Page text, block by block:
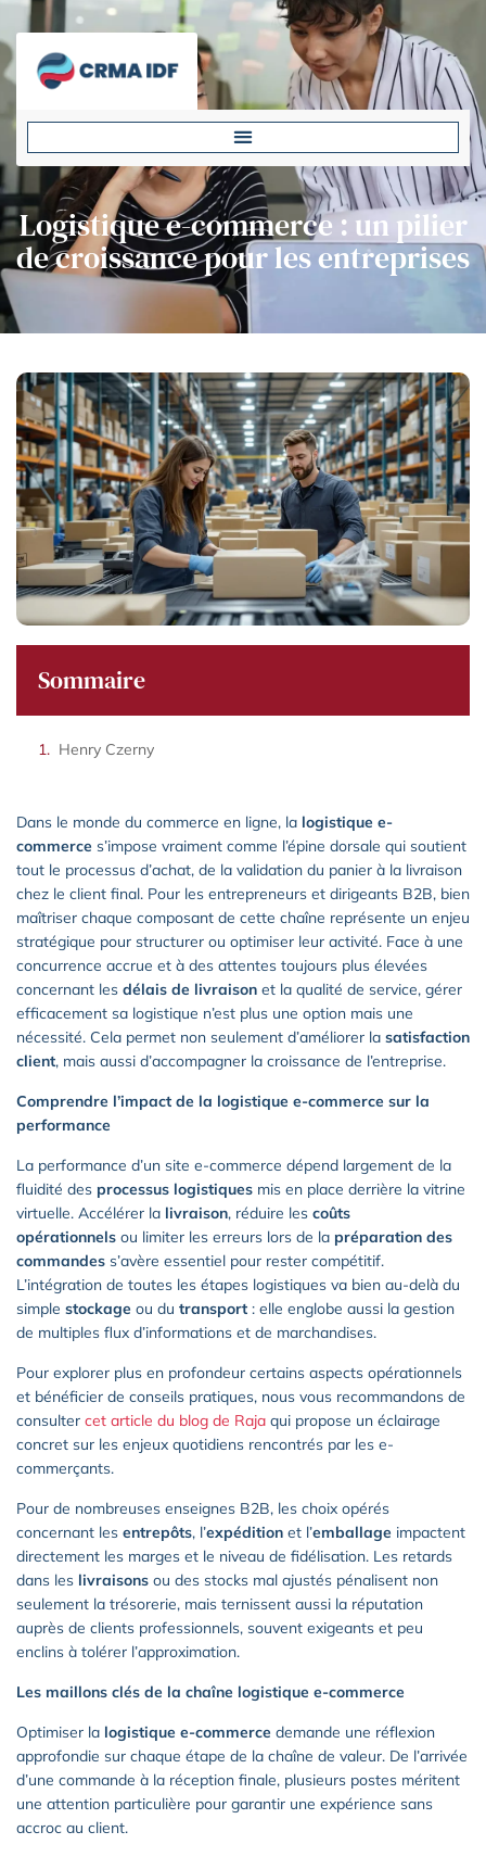
Logistique e-commerce : un pilier
de croissance pour les entreprises
Sommaire
Henry Czerny
Dans le monde du commerce en ligne, la logistique e-
commerce s’impose vraiment comme l’épine dorsale qui soutient
tout le processus d’achat, de la validation du panier à la livraison
chez le client final. Pour les entrepreneurs et dirigeants B2B, bien
maîtriser chaque composant de cette chaîne représente un enjeu
stratégique pour structurer ou optimiser leur activité. Face à une
concurrence accrue et à des attentes toujours plus élevées
concernant les délais de livraison et la qualité de service, gérer
efficacement sa logistique n’est plus une option mais une
nécessité. Cela permet non seulement d’améliorer la satisfaction
client, mais aussi d’accompagner la croissance de l’entreprise.
Comprendre l’impact de la logistique e-commerce sur la
performance
La performance d’un site e-commerce dépend largement de la
fluidité des processus logistiques mis en place derrière la vitrine
virtuelle. Accélérer la livraison, réduire les coûts
opérationnels ou limiter les erreurs lors de la préparation des
commandes s’avère essentiel pour rester compétitif.
L’intégration de toutes les étapes logistiques va bien au-delà du
simple stockage ou du transport : elle englobe aussi la gestion
de multiples flux d’informations et de marchandises.
Pour explorer plus en profondeur certains aspects opérationnels
et bénéficier de conseils pratiques, nous vous recommandons de
consulter cet article du blog de Raja qui propose un éclairage
concret sur les enjeux quotidiens rencontrés par les e-
commerçants.
Pour de nombreuses enseignes B2B, les choix opérés
concernant les entrepôts, l’expédition et l’emballage impactent
directement les marges et le niveau de fidélisation. Les retards
dans les livraisons ou des stocks mal ajustés pénalisent non
seulement la trésorerie, mais ternissent aussi la réputation
auprès de clients professionnels, souvent exigeants et peu
enclins à tolérer l’approximation.
Les maillons clés de la chaîne logistique e-commerce
Optimiser la logistique e-commerce demande une réflexion
approfondie sur chaque étape de la chaîne de valeur. De l’arrivée
d’une commande à la réception finale, plusieurs postes méritent
une attention particulière pour garantir une expérience sans
accroc au client.